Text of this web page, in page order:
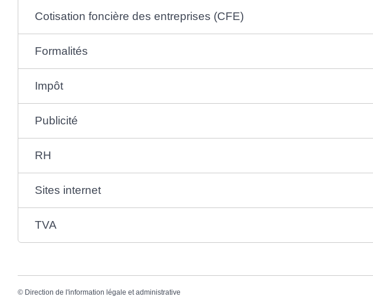
Cotisation foncière des entreprises (CFE)
Formalités
Impôt
Publicité
RH
Sites internet
TVA
© Direction de l'information légale et administrative